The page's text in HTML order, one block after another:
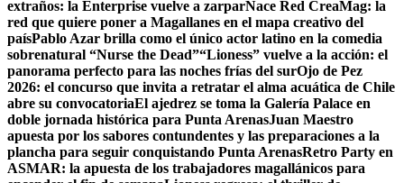
extraños: la Enterprise vuelve a zarparNace Red CreaMag: la
red que quiere poner a Magallanes en el mapa creativo del
paísPablo Azar brilla como el único actor latino en la comedia
sobrenatural “Nurse the Dead”“Lioness” vuelve a la acción: el
panorama perfecto para las noches frías del surOjo de Pez
2026: el concurso que invita a retratar el alma acuática de Chile
abre su convocatoriaEl ajedrez se toma la Galería Palace en
doble jornada histórica para Punta ArenasJuan Maestro
apuesta por los sabores contundentes y las preparaciones a la
plancha para seguir conquistando Punta ArenasRetro Party en
ASMAR: la apuesta de los trabajadores magallánicos para